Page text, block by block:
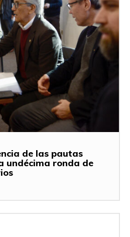
de las pautas
undécima ronda de